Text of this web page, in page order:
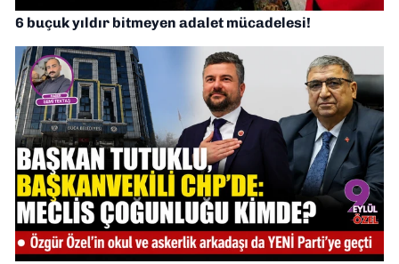
6 buçuk yıldır bitmeyen adalet mücadelesi!